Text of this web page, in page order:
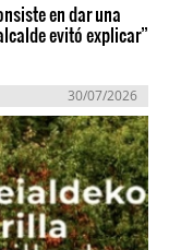
en dar una
evitó explicar”
30/07/2026